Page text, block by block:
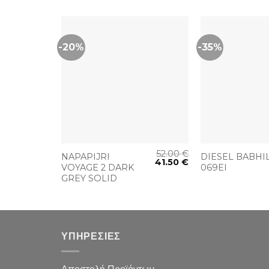
-20%
NAPAPIJRI
VOYAGE 2 DARK
GREY SOLID
52.00€
41.50€
-35%
DIESEL
069EI
ΥΠΗΡΕΣΙΕΣ